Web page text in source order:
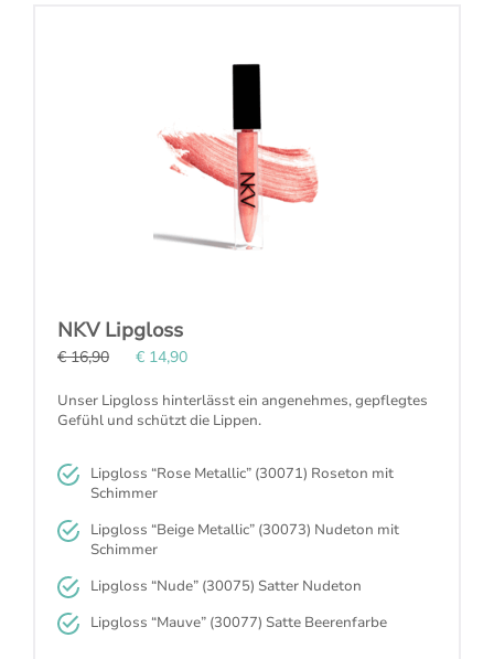
NKV Lipgloss
€ 16,90 € 14,90
Unser Lipgloss hinterlässt ein angenehmes, gepflegtes
Gefühl und schützt die Lippen.
Lipgloss “Rose Metallic” (30071) Roseton mit
Schimmer
Lipgloss “Beige Metallic” (30073) Nudeton mit
Schimmer
Lipgloss “Nude” (30075) Satter Nudeton
Lipgloss “Mauve” (30077) Satte Beerenfarbe